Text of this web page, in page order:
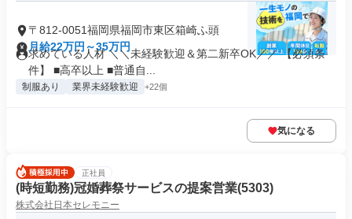
〒812-0051福岡県福岡市東区箱崎ふ頭
月給22万円～35万円
求めている人材 ＼＼未経験歓迎＆第二新卒OK／／ 【必須条
件】 ■高卒以上 ■普通自...
制服あり 業界未経験歓迎 +22個
気になる
正社員
(時短勤務)冠婚葬祭サービスの提案営業(5303)
株式会社日本セレモニー